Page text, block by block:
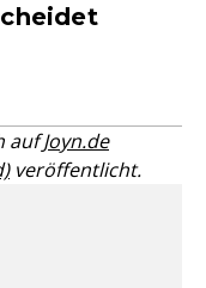
aufJoyn.de
veröffentlicht.